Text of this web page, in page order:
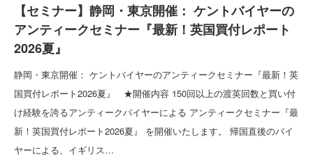
【セミナー】静岡・東京開催： ケントバイヤーの
アンティークセミナー『最新！英国買付レポート
2026夏』
静岡・東京開催： ケントバイヤーのアンティークセミナー『最新！英
国買付レポート2026夏』 ★開催内容 150回以上の渡英回数と買い付
け経験を誇るアンティークバイヤーによる アンティークセミナー『最
新！英国買付レポート2026夏』 を開催いたします。 帰国直後のバイ
ヤーによる、イギリス…